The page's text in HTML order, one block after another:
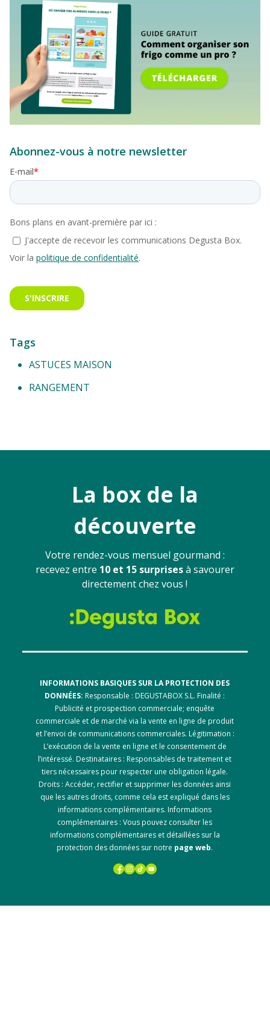
Abonnez-vous à notre newsletter
Tags
ASTUCES MAISON
RANGEMENT
La box de la
découverte
Votre rendez-vous mensuel gourmand :
recevez entre 10 et 15 surprisesà savourer
directement chez vous !
INFORMATIONS BASIQUES SUR LA PROTECTION DES
DONNÉES: Responsable : DEGUSTABOX S.L. Finalité :
Publicité et prospection commerciale; enquête
commerciale et de marché via la vente en ligne de produit
et l’envoi de communications commerciales. Légitimation :
L’exécution de la vente en ligne et le consentement de
l’intéressé. Destinataires : Responsables de traitement et
tiers nécessaires pour respecter une obligation légale.
Droits : Accéder, rectifier et supprimer les données ainsi
que les autres droits, comme cela est expliqué dans les
informations complémentaires. Informations
complémentaires : Vous pouvez consulter les
informations complémentaires et détaillées sur la
protection des données sur notre page web.